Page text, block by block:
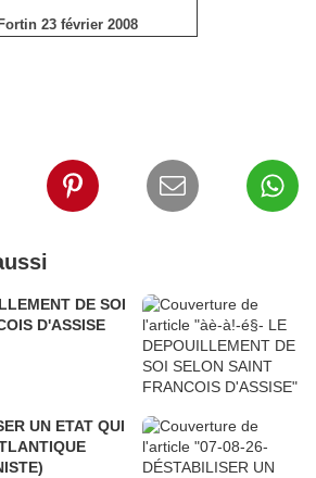
23 février 2008
DE SOI
D'ASSISE
UN ETAT QUI